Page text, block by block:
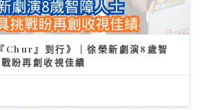
Chur』到行》｜徐榮新劇演8歲智
盼再創收視佳績